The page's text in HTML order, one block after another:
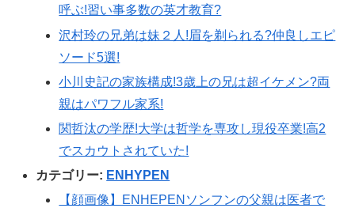
呼ぶ!習い事多数の英才教育?
沢村玲の兄弟は妹２人!眉を剃られる?仲良しエピ
ソード5選!
小川史記の家族構成!3歳上の兄は超イケメン?両
親はパワフル家系!
関哲汰の学歴!大学は哲学を専攻し現役卒業!高2
でスカウトされていた!
カテゴリー: ENHYPEN
【顔画像】ENHEPENソンフンの父親は医者で